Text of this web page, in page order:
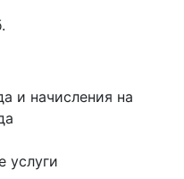
и начисления на
услуги